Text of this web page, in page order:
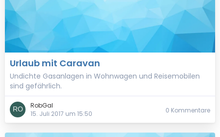
Urlaub mit Caravan
Undichte Gasanlagen in Wohnwagen und Reisemobilen
sind gefährlich.
RobGal
15. Juli 2017 um 15:50
0 Kommentare